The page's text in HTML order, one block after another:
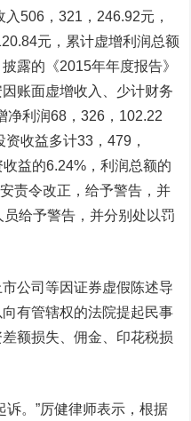
506，321，246.92元，
元，累计虚增利润总额
露的《2015年年度报告》
账面虚增收入、少计财务
净利润68，326，102.22
收益多计33，479，
益的6.24%，利润总额的
责令改正，给予警告，并
给予警告，并分别处以罚
公司等因证券虚假陈述导
有管辖权的法院提起民事
额损失、佣金、印花税损
。”厉健律师表示，根据